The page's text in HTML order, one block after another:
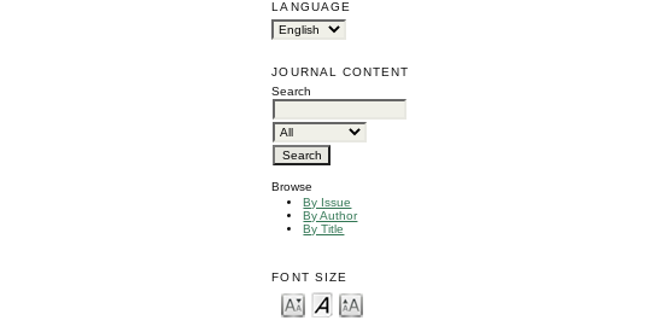
LANGUAGE
JOURNAL CONTENT
Search
Browse
By Issue
By Author
By Title
FONT SIZE